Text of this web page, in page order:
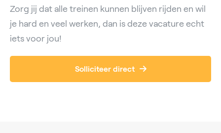
Zorg jij dat alle treinen kunnen blijven rijden en wil
je hard en veel werken, dan is deze vacature echt
iets voor jou!
Solliciteer direct